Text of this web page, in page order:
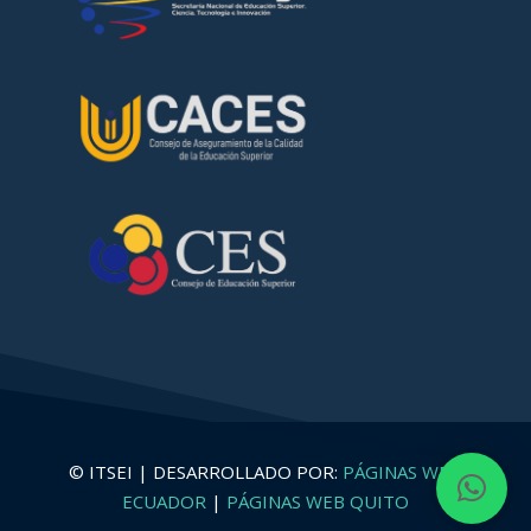
© ITSEI | DESARROLLADO POR: PÁGINAS WEB
ECUADOR| PÁGINAS WEB QUITO